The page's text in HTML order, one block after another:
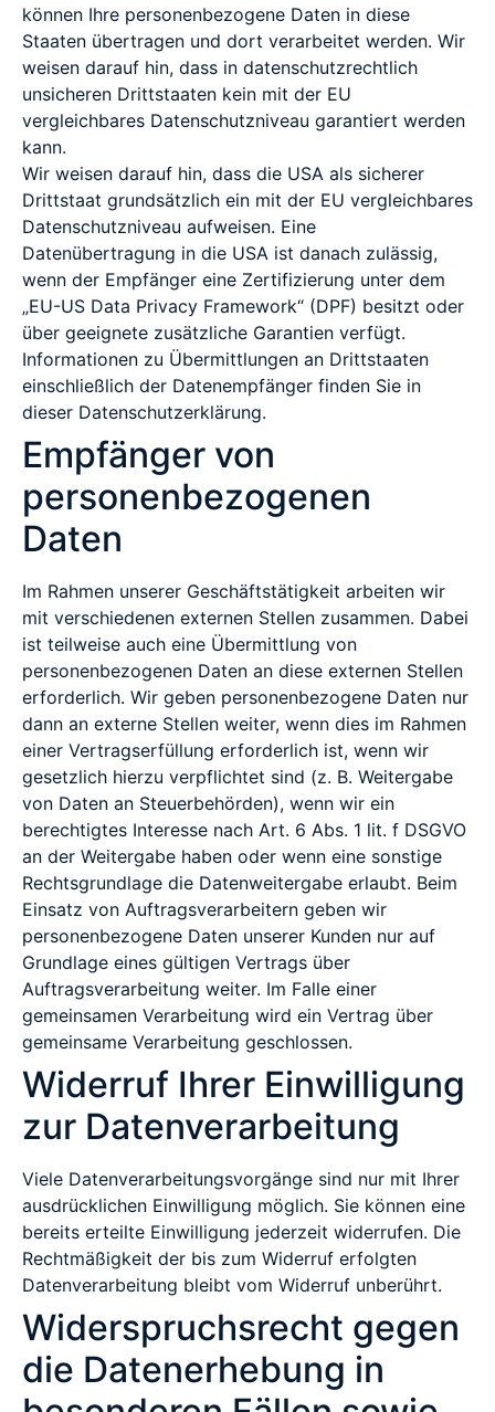
können Ihre personenbezogene Daten in diese
Staaten übertragen und dort verarbeitet werden. Wir
weisen darauf hin, dass in datenschutzrechtlich
unsicheren Drittstaaten kein mit der EU
vergleichbares Datenschutzniveau garantiert werden
kann.
Wir weisen darauf hin, dass die USA als sicherer
Drittstaat grundsätzlich ein mit der EU vergleichbares
Datenschutzniveau aufweisen. Eine
Datenübertragung in die USA ist danach zulässig,
wenn der Empfänger eine Zertifizierung unter dem
„EU-US Data Privacy Framework“ (DPF) besitzt oder
über geeignete zusätzliche Garantien verfügt.
Informationen zu Übermittlungen an Drittstaaten
einschließlich der Datenempfänger finden Sie in
dieser Datenschutzerklärung.
Empfänger von
personenbezogenen
Daten
Im Rahmen unserer Geschäftstätigkeit arbeiten wir
mit verschiedenen externen Stellen zusammen. Dabei
ist teilweise auch eine Übermittlung von
personenbezogenen Daten an diese externen Stellen
erforderlich. Wir geben personenbezogene Daten nur
dann an externe Stellen weiter, wenn dies im Rahmen
einer Vertragserfüllung erforderlich ist, wenn wir
gesetzlich hierzu verpflichtet sind (z. B. Weitergabe
von Daten an Steuerbehörden), wenn wir ein
berechtigtes Interesse nach Art. 6 Abs. 1 lit. f DSGVO
an der Weitergabe haben oder wenn eine sonstige
Rechtsgrundlage die Datenweitergabe erlaubt. Beim
Einsatz von Auftragsverarbeitern geben wir
personenbezogene Daten unserer Kunden nur auf
Grundlage eines gültigen Vertrags über
Auftragsverarbeitung weiter. Im Falle einer
gemeinsamen Verarbeitung wird ein Vertrag über
gemeinsame Verarbeitung geschlossen.
Widerruf Ihrer Einwilligung
zur Datenverarbeitung
Viele Datenverarbeitungsvorgänge sind nur mit Ihrer
ausdrücklichen Einwilligung möglich. Sie können eine
bereits erteilte Einwilligung jederzeit widerrufen. Die
Rechtmäßigkeit der bis zum Widerruf erfolgten
Datenverarbeitung bleibt vom Widerruf unberührt.
Widerspruchsrecht gegen
die Datenerhebung in